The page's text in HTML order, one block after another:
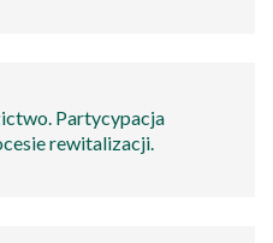
Partycypacja
rewitalizacji.